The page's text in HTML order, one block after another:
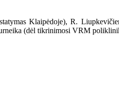
Klaipėdoje), R.
(dėl tikrinimosi VRM